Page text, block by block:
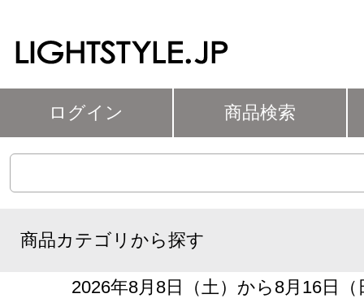
ログイン 商品検索
商品カテゴリから探す
2026年8月8日（土）から8月16日